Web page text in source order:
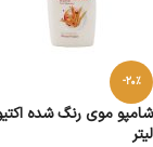
-20%
لیتر